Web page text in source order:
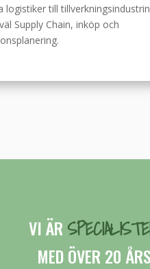
logistiker till tillverkningsindustrin
Supply Chain, inköp och
VI ÄR
MED ÖVER 20